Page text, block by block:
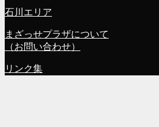
石川エリア
まざっせプラザについて
（お問い合わせ）
リンク集